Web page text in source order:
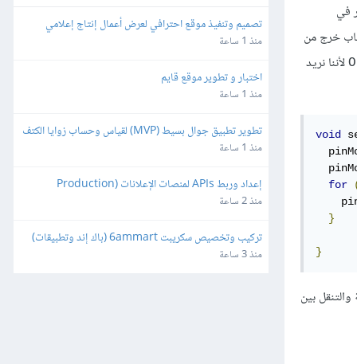
الأخير في
خرج من
لأننا نريد
void
for
}
}
بين
تصميم وتنفيذ موقع احترافي لعرض أعمال إنتاج إعلامي
منذ 1 ساعة
اختبار و تطوير موقع قايم
منذ 1 ساعة
تطوير تطبيق جوال بسيط (MVP) لقياس وحساب زوايا الكتف
منذ 1 ساعة
Ready)
منذ 2 ساعة
ورفعه على السيرفر والمتجر
منذ 3 ساعة